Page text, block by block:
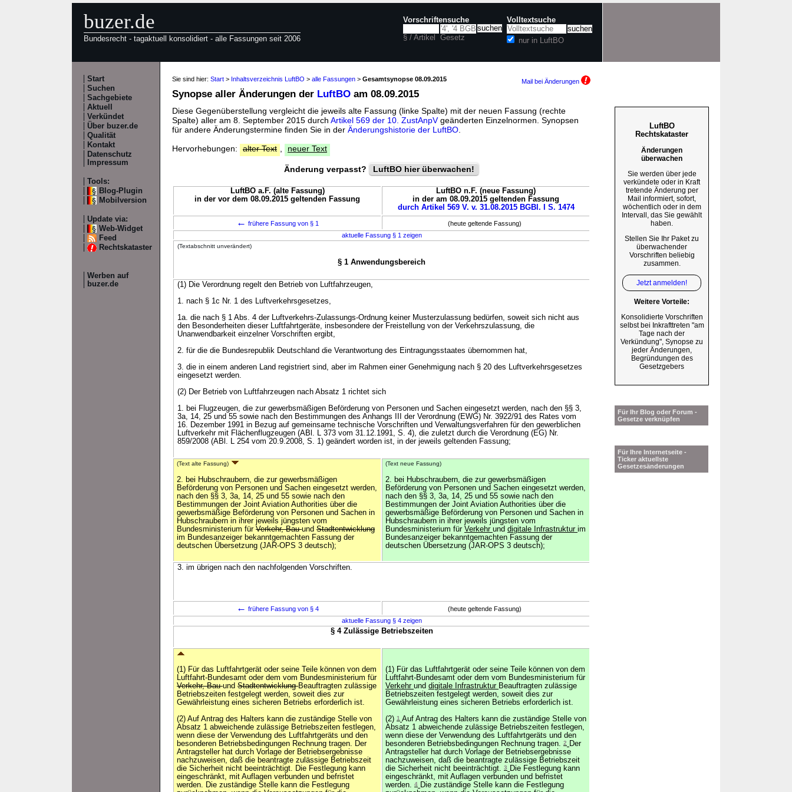
buzer.de
Bundesrecht - tagaktuell konsolidiert - alle Fassungen seit 2006
Vorschriftensuche
§ / Artikel Gesetz
Volltextsuche
nur in LuftBO
Start
Suchen
Sachgebiete
Aktuell
Verkündet
Über buzer.de
Qualität
Kontakt
Datenschutz
Impressum
Tools:
Blog-Plugin
Mobilversion
Update via:
Web-Widget
Feed
Rechtskataster
Werben auf
buzer.de
Sie sind hier: Start > Inhaltsverzeichnis LuftBO > alle Fassungen > Gesamtsynopse 08.09.2015 Mail bei Änderungen
Synopse aller Änderungen der LuftBO am 08.09.2015
Diese Gegenüberstellung vergleicht die jeweils alte Fassung (linke Spalte) mit der neuen Fassung (rechte
Spalte) aller am 8. September 2015 durch Artikel 569 der 10. ZustAnpVgeänderten Einzelnormen. Synopsen
für andere Änderungstermine finden Sie in der Änderungshistorie der LuftBO
Hervorhebungen:
alter Text neuer Text
Änderung verpasst? LuftBO hier überwachen!
LuftBO a.F. (alte Fassung)
in der vor dem 08.09.2015 geltenden Fassung
LuftBO n.F. (neue Fassung)
in der am 08.09.2015 geltenden Fassung
durch Artikel 569 V. v. 31.08.2015 BGBl. I S. 1474
← frühere Fassung von § 1
(heute geltende Fassung)
aktuelle Fassung § 1 zeigen
(Textabschnitt unverändert)
§ 1 Anwendungsbereich
(1) Die Verordnung regelt den Betrieb von Luftfahrzeugen,
1. nach § 1c Nr. 1 des Luftverkehrsgesetzes,
1a. die nach § 1 Abs. 4 der Luftverkehrs-Zulassungs-Ordnung keiner Musterzulassung bedürfen, soweit sich nicht aus
den Besonderheiten dieser Luftfahrtgeräte, insbesondere der Freistellung von der Verkehrszulassung, die
Unanwendbarkeit einzelner Vorschriften ergibt,
2. für die die Bundesrepublik Deutschland die Verantwortung des Eintragungsstaates übernommen hat,
3. die in einem anderen Land registriert sind, aber im Rahmen einer Genehmigung nach § 20 des Luftverkehrsgesetzes
eingesetzt werden.
(2) Der Betrieb von Luftfahrzeugen nach Absatz 1 richtet sich
1. bei Flugzeugen, die zur gewerbsmäßigen Beförderung von Personen und Sachen eingesetzt werden, nach den §§ 3,
3a, 14, 25 und 55 sowie nach den Bestimmungen des Anhangs III der Verordnung (EWG) Nr. 3922/91 des Rates vom
16. Dezember 1991 in Bezug auf gemeinsame technische Vorschriften und Verwaltungsverfahren für den gewerblichen
Luftverkehr mit Flächenflugzeugen (ABl. L 373 vom 31.12.1991, S. 4), die zuletzt durch die Verordnung (EG) Nr.
859/2008 (ABl. L 254 vom 20.9.2008, S. 1) geändert worden ist, in der jeweils geltenden Fassung;
(Text alte Fassung)
2. bei Hubschraubern, die zur gewerbsmäßigen
Beförderung von Personen und Sachen eingesetzt werden,
nach den §§ 3, 3a, 14, 25 und 55 sowie nach den
Bestimmungen der Joint Aviation Authorities über die
gewerbsmäßige Beförderung von Personen und Sachen in
Hubschraubern in ihrer jeweils jüngsten vom
Bundesministerium für Verkehr, Bauund Stadtentwicklung
im Bundesanzeiger bekanntgemachten Fassung der
deutschen Übersetzung (JAR-OPS 3 deutsch);
(Text neue Fassung)
2. bei Hubschraubern, die zur gewerbsmäßigen
Beförderung von Personen und Sachen eingesetzt werden,
nach den §§ 3, 3a, 14, 25 und 55 sowie nach den
Bestimmungen der Joint Aviation Authorities über die
gewerbsmäßige Beförderung von Personen und Sachen in
Hubschraubern in ihrer jeweils jüngsten vom
Bundesministerium für Verkehr und digitale Infrastruktur im
Bundesanzeiger bekanntgemachten Fassung der
deutschen Übersetzung (JAR-OPS 3 deutsch);
3. im übrigen nach den nachfolgenden Vorschriften.
← frühere Fassung von § 4
(heute geltende Fassung)
aktuelle Fassung § 4 zeigen
§ 4 Zulässige Betriebszeiten
(1) Für das Luftfahrtgerät oder seine Teile können von dem
Luftfahrt-Bundesamt oder dem vom Bundesministerium für
Verkehr, Bauund StadtentwicklungBeauftragten zulässige
Betriebszeiten festgelegt werden, soweit dies zur
Gewährleistung eines sicheren Betriebs erforderlich ist.
(2) Auf Antrag des Halters kann die zuständige Stelle von
Absatz 1 abweichende zulässige Betriebszeiten festlegen,
wenn diese der Verwendung des Luftfahrtgeräts und den
besonderen Betriebsbedingungen Rechnung tragen. Der
Antragsteller hat durch Vorlage der Betriebsergebnisse
nachzuweisen, daß die beantragte zulässige Betriebszeit
die Sicherheit nicht beeinträchtigt. Die Festlegung kann
eingeschränkt, mit Auflagen verbunden und befristet
werden. Die zuständige Stelle kann die Festlegung
(1) Für das Luftfahrtgerät oder seine Teile können von dem
Luftfahrt-Bundesamt oder dem vom Bundesministerium für
Verkehr und digitale Infrastruktur Beauftragten zulässige
Betriebszeiten festgelegt werden, soweit dies zur
Gewährleistung eines sicheren Betriebs erforderlich ist.
(2) 1 Auf Antrag des Halters kann die zuständige Stelle von
Absatz 1 abweichende zulässige Betriebszeiten festlegen,
wenn diese der Verwendung des Luftfahrtgeräts und den
besonderen Betriebsbedingungen Rechnung tragen. 2
Der
Antragsteller hat durch Vorlage der Betriebsergebnisse
nachzuweisen, daß die beantragte zulässige Betriebszeit
die Sicherheit nicht beeinträchtigt. 3
Die Festlegung kann
eingeschränkt, mit Auflagen verbunden und befristet
werden. 4 Die zuständige Stelle kann die Festlegung
LuftBO
Rechtskataster
Änderungen
überwachen
Sie werden über jede
verkündete oder in Kraft
tretende Änderung per
Mail informiert, sofort,
wöchentlich oder in dem
Intervall, das Sie gewählt
haben.
Stellen Sie Ihr Paket zu
überwachender
Vorschriften beliebig
zusammen.
Jetzt anmelden!
Weitere Vorteile:
Konsolidierte Vorschriften
selbst bei Inkrafttreten "am
Tage nach der
Verkündung", Synopse zu
jeder Änderungen,
Begründungen des
Gesetzgebers
Für Ihr Blog oder Forum -
Gesetze verknüpfen
Für Ihre Internetseite -
Ticker aktuellste
Gesetzesänderungen